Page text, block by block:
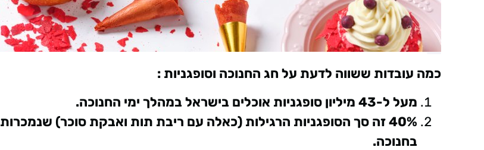
כמה עובדות ששווה לדעת על חג החנוכה וסופגניות :
מעל ל-43 מיליון סופגניות אוכלים בישראל במהלך ימי החנוכה.
40% זה סך הסופגניות הרגילות (כאלה עם ריבת תות ואבקת סוכר) שנמכרות
בחנוכה.